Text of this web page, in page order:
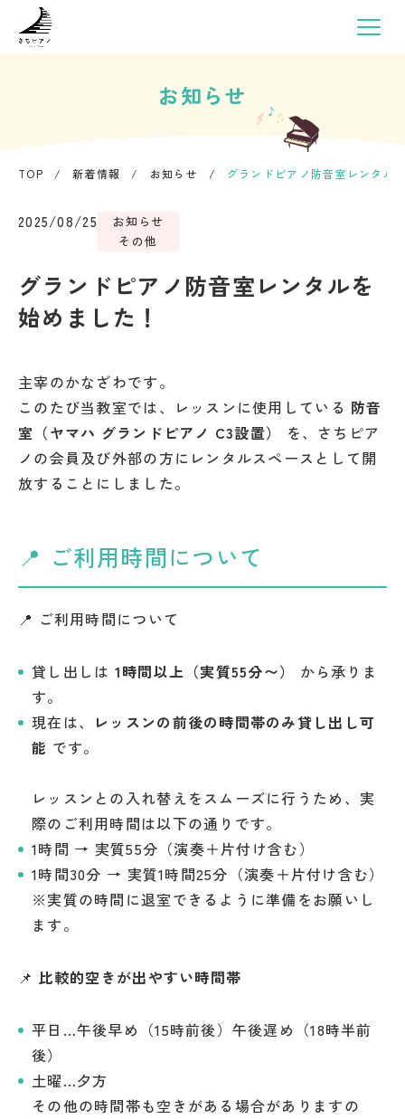
お知らせ
TOP / 新着情報 / お知らせ / グランドピアノ防音室レンタル
2025/08/25
お知らせ
その他
グランドピアノ防音室レンタルを
始めました！
主宰のかなざわです。
このたび当教室では、レッスンに使用している 防音
室（ヤマハ グランドピアノ C3設置）
を、さちピア
ノの会員及び外部の方にレンタルスペースとして開
放することにしました。
📍 ご利用時間について
📍 ご利用時間について
貸し出しは 1時間以上（実質55分〜）
から承りま
す。
現在は、
レッスンの前後の時間帯のみ貸し出し可
能 です。
レッスンとの入れ替えをスムーズに行うため、実
際のご利用時間は以下の通りです。
1時間 → 実質55分（演奏＋片付け含む）
1時間30分 → 実質1時間25分（演奏＋片付け含む）
※実質の時間に退室できるように準備をお願いし
ます。
📌 比較的空きが出やすい時間帯
平日…午後早め（15時前後）午後遅め（18時半前
後）
土曜…夕方
その他の時間帯も空きがある場合がありますの